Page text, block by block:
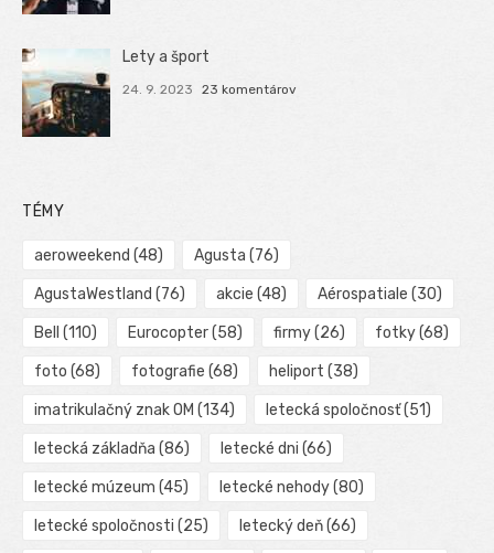
Lety a šport
24. 9. 2023 23 komentárov
TÉMY
aeroweekend (48) Agusta (76)
AgustaWestland (76) akcie (48) Aérospatiale (30)
Bell (110) Eurocopter(58) firmy(26) fotky(68)
foto (68) fotografie (68) heliport (38)
imatrikulačný znak OM (134) letecká spoločnosť(51)
letecká základňa (86) letecké dni (66)
letecké múzeum (45) letecké nehody(80)
letecké spoločnosti (25) letecký deň(66)